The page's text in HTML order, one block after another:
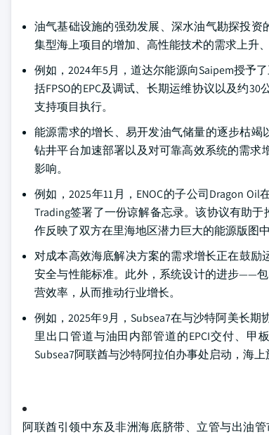
油气基础设施的强劲发展、深水油气勘探投
集型海上项目的增加、高性能技术的需求上升
例如，2024年5月，道达尔能源向Saipem授予
括FPSO的EPC及调试、长期运维协议以及约
支持项目执行。
能源需求的增长、易开发油气储量的逐步枯
钻井平台加速部署以及对可靠高效系统的需
影响。
例如，2025年11月，ENOC的子公司Dragon Oil
Trading签署了一份谅解备忘录。该协议有助
作反映了双方在里海地区潜力巨大的能源版图
对成本高效海底解决方案的需求增长正在鼓励
安全与性能标准。此外，系统设计的进步——
营效率，从而推动行业增长。
例如，2025年9月，Subsea7在与沙特阿美长
里出口管道与油田内部管道的EPCI交付、甲
Subsea7阿联酋与沙特阿拉伯办事处启动，海上
阿联酋引领中东及非洲海底脐带、立管与出油